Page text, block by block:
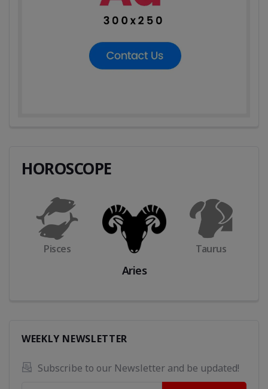
HOROSCOPE
Pisces
Aries
Taurus
WEEKLY NEWSLETTER
Subscribe to our Newsletter and be updated!